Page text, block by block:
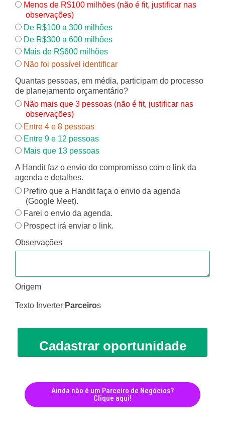
Menos de R$100 milhões (não é fit, justificar nas
observações)
De R$100 a 300 milhões
De R$300 a 600 milhões
Mais de R$600 milhões
Não foi possível identificar
Quantas pessoas, em média, participam do processo
de planejamento orçamentário?
Não mais que 3 pessoas (não é fit, justificar nas
observações)
Entre 4 e 8 pessoas
Entre 9 e 12 pessoas
Mais que 13 pessoas
A Handit faz o envio do compromisso com o link da
agenda e detalhes.
Prefiro que a Handit faça o envio da agenda
(Google Meet).
Farei o envio da agenda.
Prospect irá enviar o link.
Observações
Origem
Texto Inverter Parceiros
Cadastrar oportunidade
Ainda não é um Parceiro de Negócios?
Clique aqui!